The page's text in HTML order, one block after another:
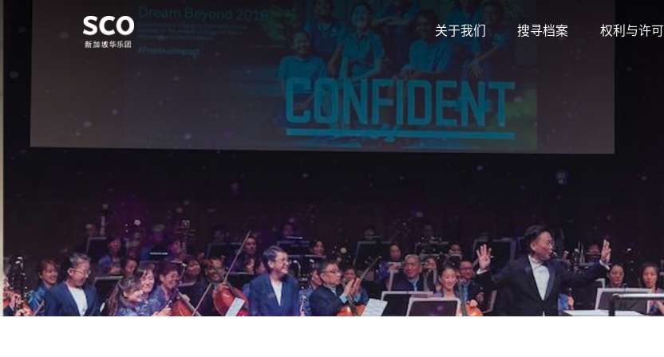
关于我们 搜寻档案 权利与许可